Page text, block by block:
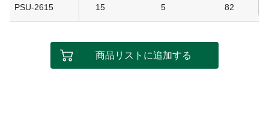
PSU-2615 15 5 82
商品リストに追加する